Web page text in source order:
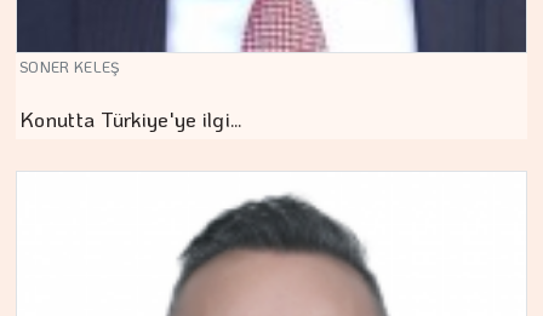
SONER KELEŞ
Konutta Türkiye'ye ilgi…